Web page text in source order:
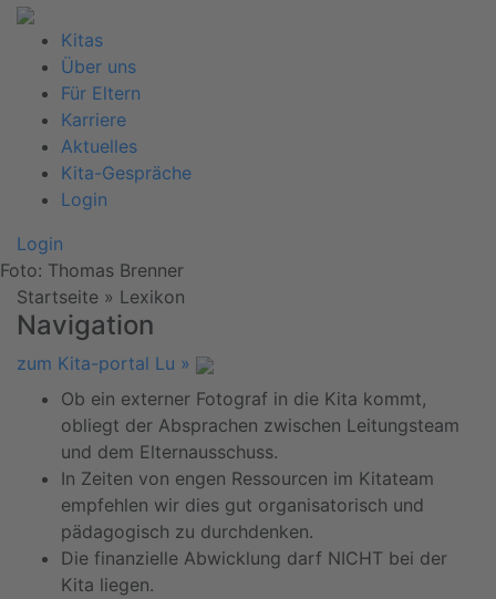
Kitas
Über uns
Für Eltern
Karriere
Aktuelles
Kita-Gespräche
Login
Login
Foto: Thomas Brenner
Startseite » Lexikon
Navigation
zum Kita-portal Lu »
Ob ein externer Fotograf in die Kita kommt,
obliegt der Absprachen zwischen Leitungsteam
und dem Elternausschuss.
In Zeiten von engen Ressourcen im Kitateam
empfehlen wir dies gut organisatorisch und
pädagogisch zu durchdenken.
Die finanzielle Abwicklung darf NICHT bei der
Kita liegen.